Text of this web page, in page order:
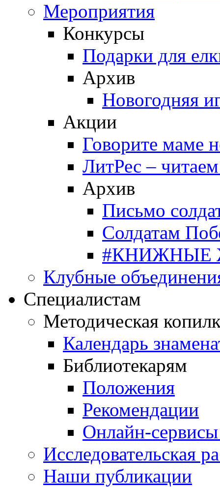
Мероприятия
Конкурсы
Подарки для
Архив
Новогодняя
Акции
Говорите маме
ЛитРес –
Архив
Письмо
Солдатам
#КНИЖНЫЕ
Клубные
Специалистам
Методическая
Календарь
Библиотекарям
Положения
Рекомендации
Онлайн-сервисы
Исследовательская
Наши публикации